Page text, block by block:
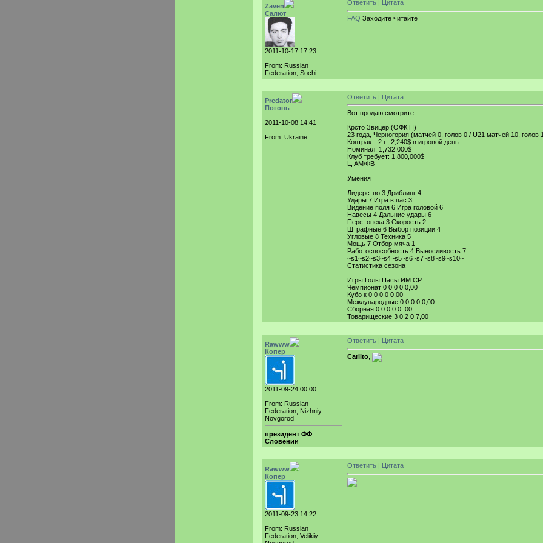
Zaven
Салют
2011-10-17 17:23
From: Russian
Federation, Sochi
Ответить Цитата
FAQ Заходите читайте
Predator
Погонь
2011-10-08 14:41
From: Ukraine
Ответить | Цитата
Вот продаю смотрите.
Крсто Звицер (ОФК П)
23 года, Черногория (матчей 0, голов 0 / U21 матчей 10, голов
Контракт: 2 г., 2,240$ в игровой день
Номинал: 1,732,000$
Клуб требует: 1,800,000$
Ц АМ/ФВ
Умения
Лидерство 3 Дриблинг 4
Удары 7 Игра в пас 3
Видение поля 6 Игра головой 6
Навесы 4 Дальние удары 6
Перс. опека 3 Скорость 2
Штрафные 6 Выбор позиции 4
Угловые 8 Техника 5
Мощь 7 Отбор мяча 1
Работоспособность 4 Выносливость 7
~s1~s2~s3~s4~s5~s6~s7~s8~s9~s10~
Статистика сезона
Игры Голы Пасы ИМ СР
Чемпионат 0 0 0 0 0,00
Кубо к 0 0 0 0 0,00
Международные 0 0 0 0 0,00
Сборная 0 0 0 0 0 ,00
Товарищеские 3 0 2 0 7,00
Rawww
Копер
2011-09-24 00:00
From: Russian
Federation, Nizhniy
Novgorod
президент ФФ
Словении
Ответить | Цитата
Carlito
Rawww
Копер
2011-09-23 14:22
From: Russian
Federation, Velikiy
Ответить | Цитата